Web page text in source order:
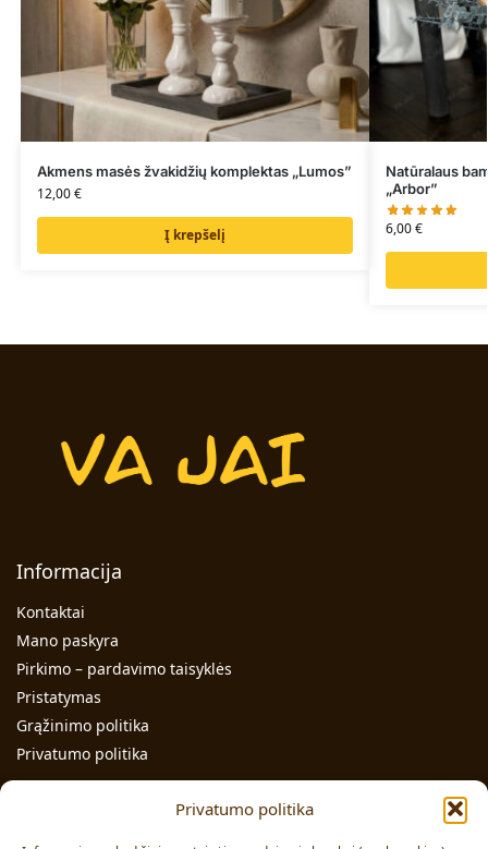
Privatumo politika
Akmens masės žvakidžių komplektas „Lumos”
12,00€
Į krepšelį
Natūralaus
„Arbor”
6,00€
Informacija
Kontaktai
Mano paskyra
Pirkimo – pardavimo taisyklės
Pristatymas
Grąžinimo politika
Privatumo politika